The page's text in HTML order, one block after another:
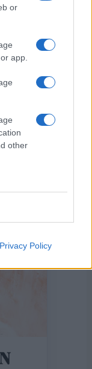
or
app.
other
Privacy Policy